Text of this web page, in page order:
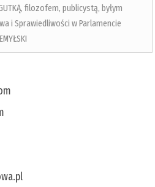
filozofem, publicystą, byłym
i Sprawiedliwości w Parlamencie